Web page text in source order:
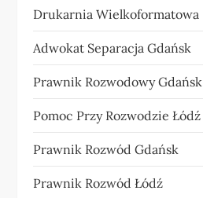
Drukarnia Wielkoformatowa
Adwokat Separacja Gdańsk
Prawnik Rozwodowy Gdańsk
Pomoc Przy Rozwodzie Łódź
Prawnik Rozwód Gdańsk
Prawnik Rozwód Łódź